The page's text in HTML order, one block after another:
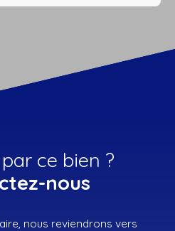
ce bien ?
nous
nous reviendrons vers